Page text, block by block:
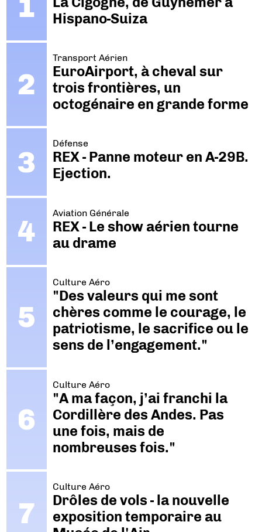
Hispano-Suiza
Transport Aérien
EuroAirport, à cheval sur
trois frontières, un
octogénaire en grande forme
Défense
REX - Panne moteur en A-29B.
Ejection.
Aviation Générale
REX - Le show aérien tourne
au drame
Culture Aéro
"Des valeurs qui me sont
chères comme le courage, le
patriotisme, le sacrifice ou le
sens de l’engagement."
Culture Aéro
"A ma façon, j’ai franchi la
Cordillère des Andes. Pas
une fois, mais de
nombreuses fois."
Culture Aéro
Drôles de vols - la nouvelle
exposition temporaire au